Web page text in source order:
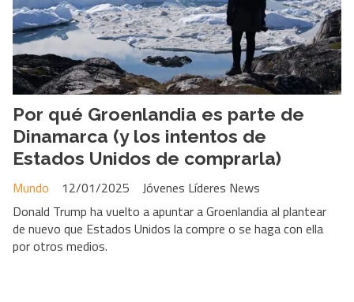
Por qué Groenlandia es parte de
Dinamarca (y los intentos de
Estados Unidos de comprarla)
Jóvenes Líderes News
Mundo
12/01/2025
Donald Trump ha vuelto a apuntar a Groenlandia al plantear
de nuevo que Estados Unidos la compre o se haga con ella
por otros medios.